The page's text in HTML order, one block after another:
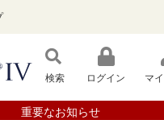
ログイン マ
重要なお知らせ